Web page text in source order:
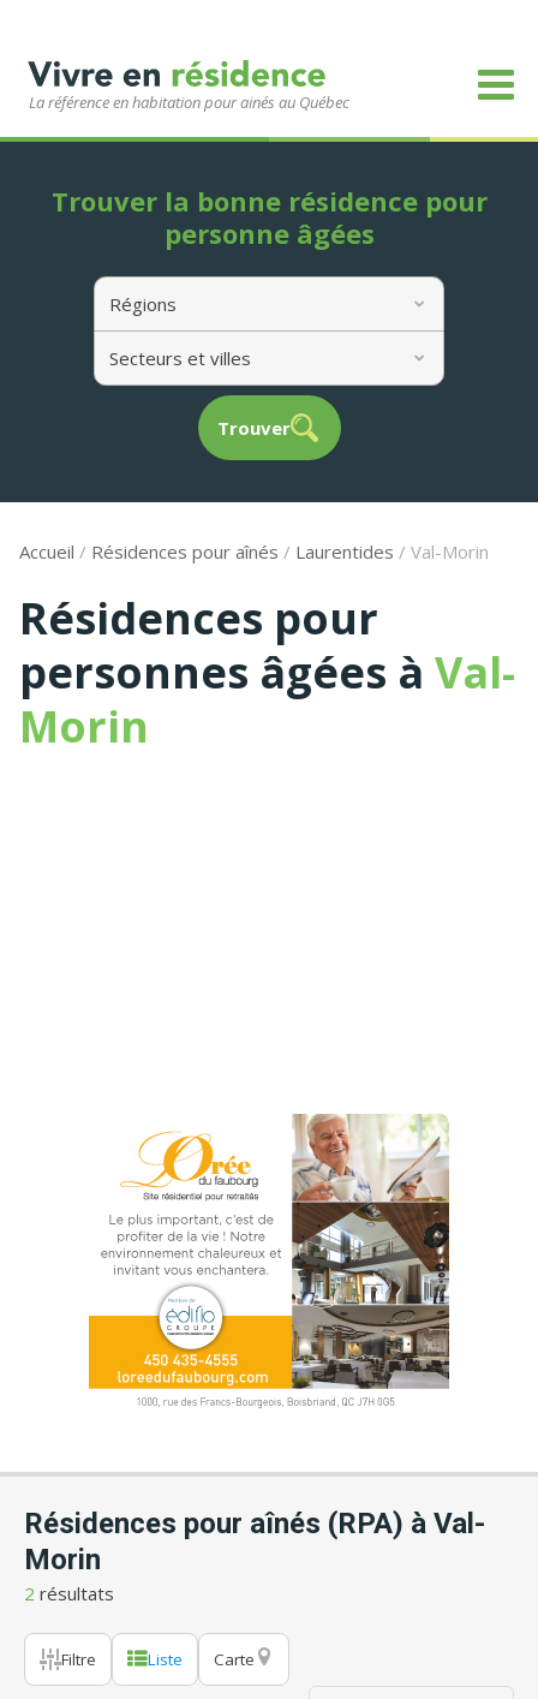
La référence en habitation pour ainés au Québec
Régions
Secteurs et villes
Trouver
Trouver la bonne résidence pour
personne âgées
Accueil / Résidences pour aînés / Laurentides / Val-Morin
Résidences pour
personnes âgées à Val-
Morin
Résidences pour aînés (RPA) à Val-
Morin
2 résultats
Filtre Liste Carte